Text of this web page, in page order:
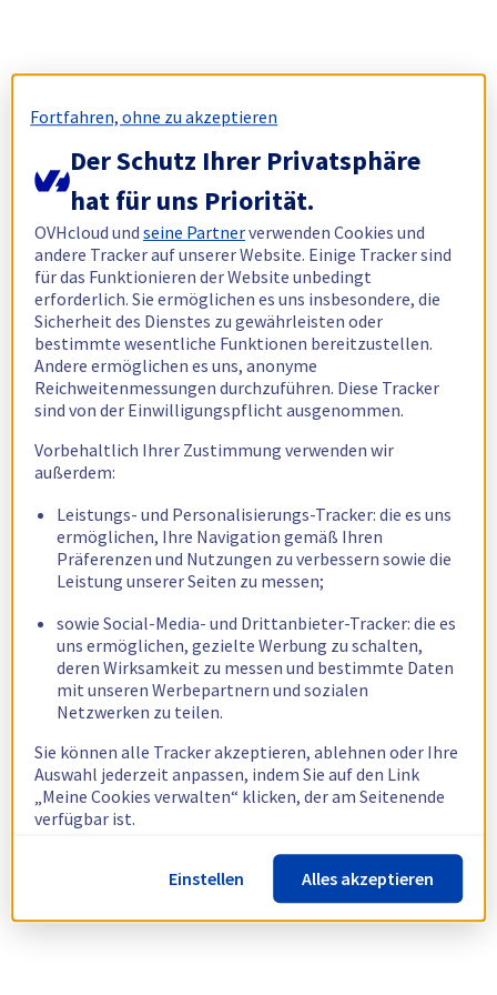
Fortfahren, ohne zu akzeptieren
Der Schutz Ihrer Privatsphäre
hat für uns Priorität.
OVHcloud undseine Partnerverwenden Cookies und
andere Tracker auf unserer Website. Einige Tracker sind
für das Funktionieren der Website unbedingt
erforderlich. Sie ermöglichen es uns insbesondere, die
Sicherheit des Dienstes zu gewährleisten oder
bestimmte wesentliche Funktionen bereitzustellen.
Andere ermöglichen es uns, anonyme
Reichweitenmessungen durchzuführen. Diese Tracker
sind von der Einwilligungspflicht ausgenommen.
Vorbehaltlich Ihrer Zustimmung verwenden wir
außerdem:
Leistungs- und Personalisierungs-Tracker: die es uns
ermöglichen, Ihre Navigation gemäß Ihren
Präferenzen und Nutzungen zu verbessern sowie die
Leistung unserer Seiten zu messen;
sowie Social-Media- und Drittanbieter-Tracker: die es
uns ermöglichen, gezielte Werbung zu schalten,
deren Wirksamkeit zu messen und bestimmte Daten
mit unseren Werbepartnern und sozialen
Netzwerken zu teilen.
Sie können alle Tracker akzeptieren, ablehnen oder Ihre
Auswahl jederzeit anpassen, indem Sie auf den Link
„Meine Cookies verwalten“ klicken, der am Seitenende
verfügbar ist.
Weitere Informationen finden Sie in unsererRichtlinie
zur Verwendung von Cookies.
Einstellen Alles akzeptieren